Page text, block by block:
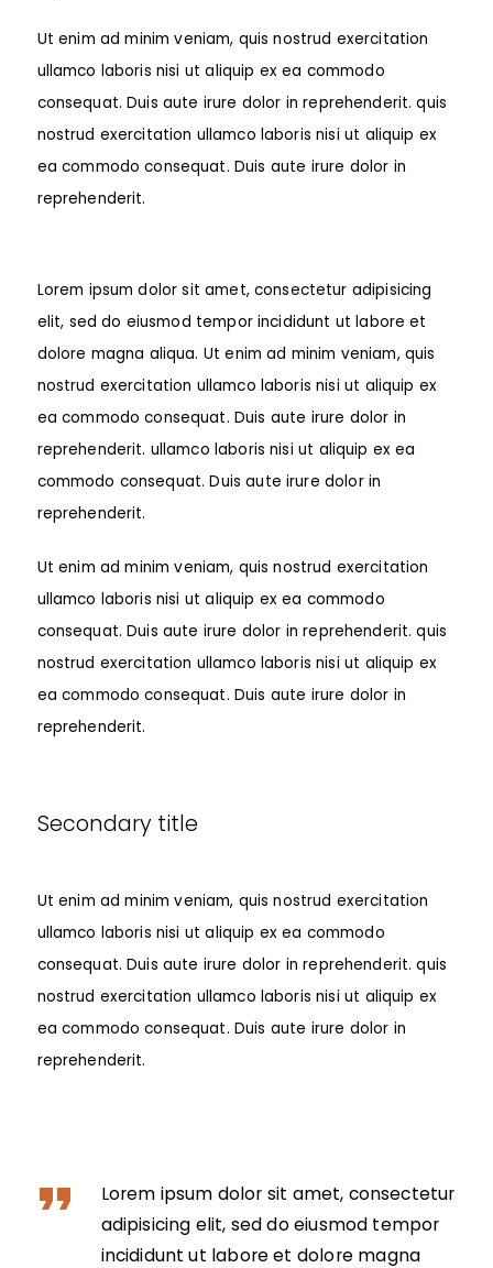
Ut enim ad minim veniam, quis nostrud exercitation
ullamco laboris nisi ut aliquip ex ea commodo
consequat. Duis aute irure dolor in reprehenderit. quis
nostrud exercitation ullamco laboris nisi ut aliquip ex
ea commodo consequat. Duis aute irure dolor in
reprehenderit.
Lorem ipsum dolor sit amet, consectetur adipisicing
elit, sed do eiusmod tempor incididunt ut labore et
dolore magna aliqua. Ut enim ad minim veniam, quis
nostrud exercitation ullamco laboris nisi ut aliquip ex
ea commodo consequat. Duis aute irure dolor in
reprehenderit. ullamco laboris nisi ut aliquip ex ea
commodo consequat. Duis aute irure dolor in
reprehenderit.
Ut enim ad minim veniam, quis nostrud exercitation
ullamco laboris nisi ut aliquip ex ea commodo
consequat. Duis aute irure dolor in reprehenderit. quis
nostrud exercitation ullamco laboris nisi ut aliquip ex
ea commodo consequat. Duis aute irure dolor in
reprehenderit.
Secondary title
Ut enim ad minim veniam, quis nostrud exercitation
ullamco laboris nisi ut aliquip ex ea commodo
consequat. Duis aute irure dolor in reprehenderit. quis
nostrud exercitation ullamco laboris nisi ut aliquip ex
ea commodo consequat. Duis aute irure dolor in
reprehenderit.
Lorem ipsum dolor sit amet, consectetur
adipisicing elit, sed do eiusmod tempor
incididunt ut labore et dolore magna